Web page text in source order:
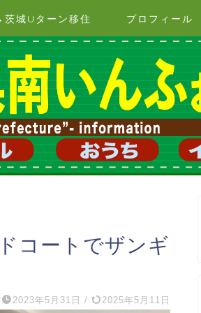
城Uターン移住 プロフィール
コートでザンギ
2023年5月31日 / 2025年5月11日